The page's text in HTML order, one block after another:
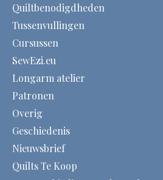
Quiltbenodigdheden
Tussenvullingen
Cursussen
SewEzi.eu
Longarm atelier
Patronen
Overig
Geschiedenis
Nieuwsbrief
Quilts Te Koop